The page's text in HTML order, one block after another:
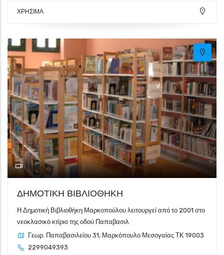
ΧΡΗΣΙΜΑ
Γκαλερί
ΔΗΜΟΤΙΚΗ ΒΙΒΛΙΟΘΗΚΗ
Η Δημοτική Βιβλιοθήκη Μαρκοπούλου λειτουργεί από το 2001 στο
νεοκλασικό κτίριο της οδού Παπαβασιλ
Γεωρ. Παπαβασιλείου 31, Μαρκόπουλο Μεσογαίας ΤΚ 19003
2299049393